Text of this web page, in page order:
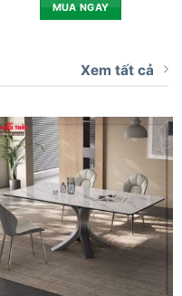
MUA NGAY
Xem tất cả